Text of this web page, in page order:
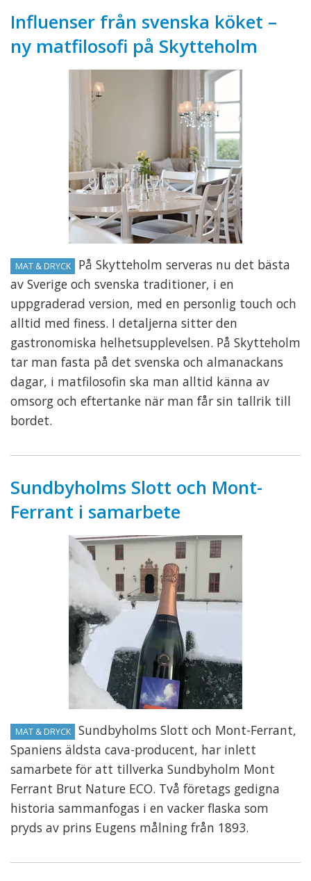
Influenser från svenska köket –
ny matfilosofi på Skytteholm
MAT & DRYCK
På Skytteholm serveras nu det bästa
av Sverige och svenska traditioner, i en
uppgraderad version, med en personlig touch och
alltid med finess. I detaljerna sitter den
gastronomiska helhetsupplevelsen. På Skytteholm
tar man fasta på det svenska och almanackans
dagar, i matfilosofin ska man alltid känna av
omsorg och eftertanke när man får sin tallrik till
bordet.
Sundbyholms Slott och Mont-
Ferrant i samarbete
MAT & DRYCK
Sundbyholms Slott och Mont-Ferrant,
Spaniens äldsta cava-producent, har inlett
samarbete för att tillverka Sundbyholm Mont
Ferrant Brut Nature ECO. Två företags gedigna
historia sammanfogas i en vacker flaska som
pryds av prins Eugens målning från 1893.